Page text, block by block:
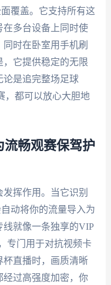
覆盖。它支持所有这
多台设备上同时使
时在卧室用手机刷
它提供稳定的无限
论是追完整场足球
，都可以放心大胆地
流畅观赛保驾护
挥作用。当它识别
动将你的流量导入为
线就像一条独享的VIP
专门用于对抗视频卡
直播时，画质清晰
过高强度加密，你